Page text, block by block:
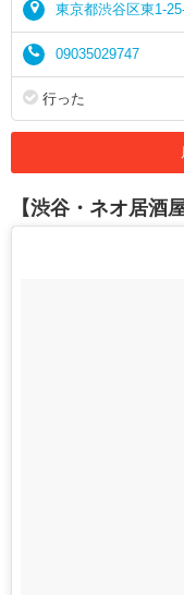
東京都渋谷区東1-
09035029747
行った
【渋谷・ネオ居酒